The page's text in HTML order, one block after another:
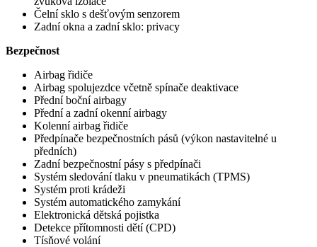
Čelní sklo s dešťovým senzorem
Zadní okna a zadní sklo: privacy
Bezpečnost
Airbag řidiče
Airbag spolujezdce včetně spínače deaktivace
Přední boční airbagy
Přední a zadní okenní airbagy
Kolenní airbag řidiče
Předpínače bezpečnostních pásů (výkon nastavitelné u
předních)
Zadní bezpečnostní pásy s předpínači
Systém sledování tlaku v pneumatikách (TPMS)
Systém proti krádeži
Systém automatického zamykání
Elektronická dětská pojistka
Detekce přítomnosti dětí (CPD)
Tísňové volání